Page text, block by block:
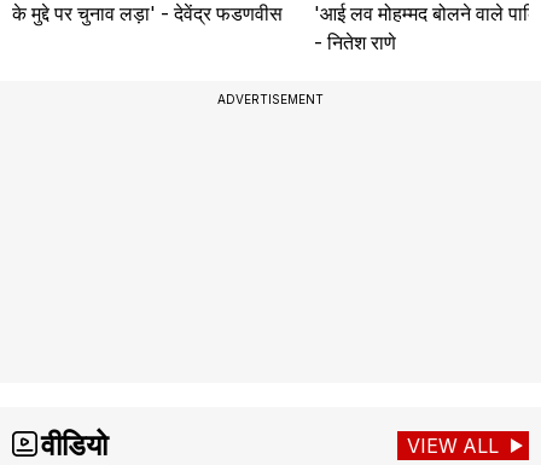
के मुद्दे पर चुनाव लड़ा' - देवेंद्र फडणवीस
'आई लव मोहम्मद बोलने वाले
- नितेश राणे
ADVERTISEMENT
वीडियो VIEW ALL